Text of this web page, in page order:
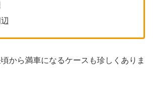
から満車になるケースも珍しくありま